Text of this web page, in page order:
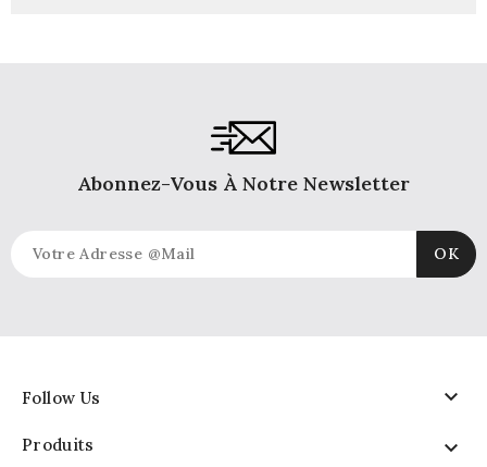
Abonnez-Vous À Notre Newsletter
Follow Us 
Produits 